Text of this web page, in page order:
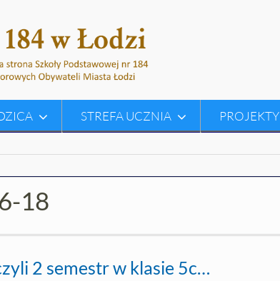
STREFA UCZNIA PROJEKTY
18
2 semestr w klasie 5c…